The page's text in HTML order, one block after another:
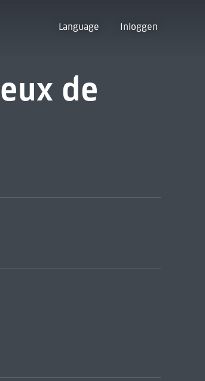
Language Inloggen
de